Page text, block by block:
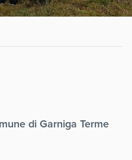
di Garniga Terme